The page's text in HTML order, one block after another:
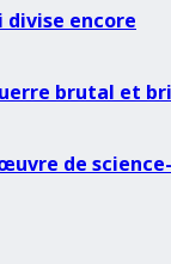
divise encore
brutal et
de